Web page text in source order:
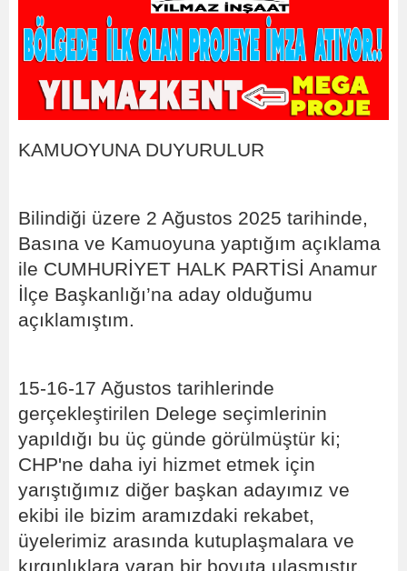
KAMUOYUNA DUYURULUR
Bilindiği üzere 2 Ağustos 2025 tarihinde,
Basına ve Kamuoyuna yaptığım açıklama
ile CUMHURİYET HALK PARTİSİ Anamur
İlçe Başkanlığı’na aday olduğumu
açıklamıştım.
15-16-17 Ağustos tarihlerinde
gerçekleştirilen Delege seçimlerinin
yapıldığı bu üç günde görülmüştür ki;
CHP'ne daha iyi hizmet etmek için
yarıştığımız diğer başkan adayımız ve
ekibi ile bizim aramızdaki rekabet,
üyelerimiz arasında kutuplaşmalara ve
kırgınlıklara varan bir boyuta ulaşmıştır.